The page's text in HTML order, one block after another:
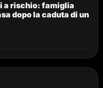
a rischio: famiglia
dopo la caduta di un